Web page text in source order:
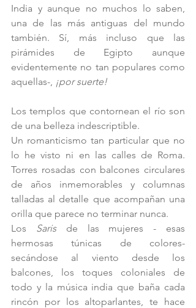
India y aunque no muchos lo saben,
una de las más antiguas del mundo
también. Sí, más incluso que las
pirámides de Egipto aunque
evidentemente no tan populares como
aquellas-, ¡por suerte!
Los templos que contornean el río son
de una belleza indescriptible.
Un romanticismo tan particular que no
lo he visto ni en las calles de Roma.
Torres rosadas con balcones circulares
de años inmemorables y columnas
talladas al detalle que acompañan una
orilla que parece no terminar nunca.
Los Saris de las mujeres - esas
hermosas túnicas de colores-
secándose al viento desde los
balcones, los toques coloniales de
todo y la música india que baña cada
rincón por los altoparlantes, te hace